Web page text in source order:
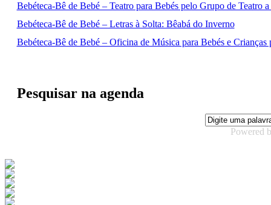
Bebéteca-Bê de Bebé – Teatro para Bebés pelo Grupo de Teatro
Bebéteca-Bê de Bebé – Letras à Solta: Bêabá do Inverno
Bebéteca-Bê de Bebé – Oficina de Música para Bebés e
Pesquisar na agenda
Powered